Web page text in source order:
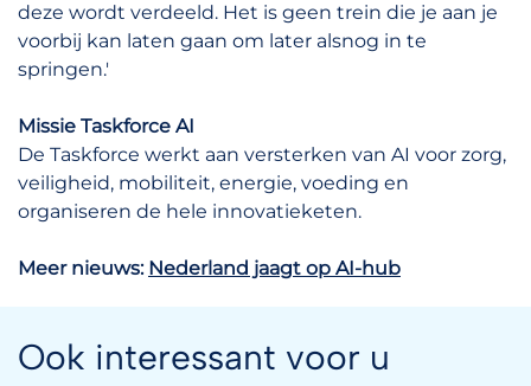
deze wordt verdeeld. Het is geen trein die je aan je
voorbij kan laten gaan om later alsnog in te
springen.'
Missie Taskforce AI
De Taskforce werkt aan versterken van AI voor zorg,
veiligheid, mobiliteit, energie, voeding en
organiseren de hele innovatieketen.
Meer nieuws: Nederland jaagt op AI-hub
Ook interessant voor u